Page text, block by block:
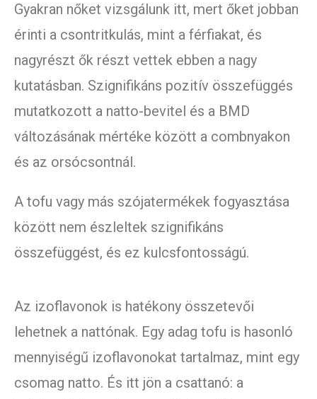
Gyakran nőket vizsgálunk itt, mert őket jobban
érinti a csontritkulás, mint a férfiakat, és
nagyrészt ők részt vettek ebben a nagy
kutatásban. Szignifikáns pozitív összefüggés
mutatkozott a natto-bevitel és a BMD
változásának mértéke között a combnyakon
és az orsócsontnál.
A tofu vagy más szójatermékek fogyasztása
között nem észleltek szignifikáns
összefüggést, és ez kulcsfontosságú.
Az izoflavonok is hatékony összetevői
lehetnek a nattónak. Egy adag tofu is hasonló
mennyiségű izoflavonokat tartalmaz, mint egy
csomag natto. És itt jön a csattanó: a